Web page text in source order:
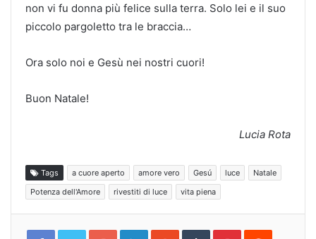
non vi fu donna più felice sulla terra. Solo lei e il suo
piccolo pargoletto tra le braccia…
Ora solo noi e Gesù nei nostri cuori!
Buon Natale!
Lucia Rota
Tags a cuore aperto amore vero Gesú luce
Natale
Potenza dell'Amore
rivestiti di luce vita piena
Google+LinkedInStumbleUpon
TumblrPinterestReddit